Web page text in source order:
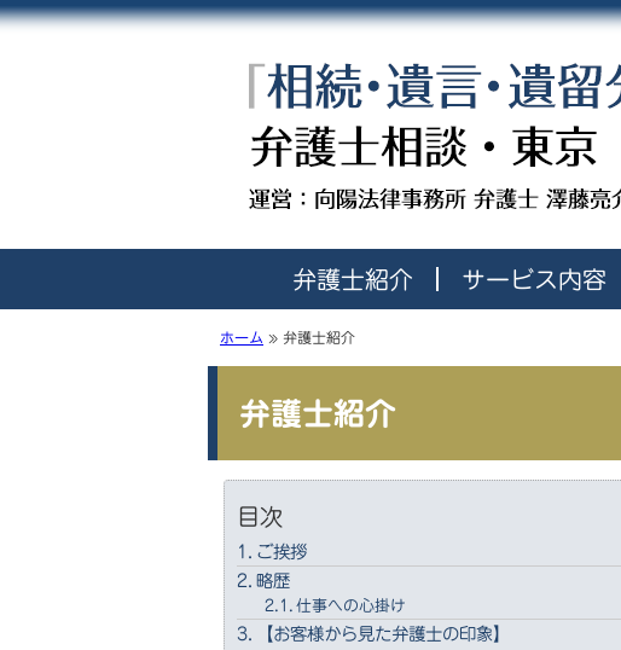
弁護士紹介 サービス内容
ホーム » 弁護士紹介
弁護士紹介
目次
ご挨拶
略歴
仕事への心掛け
【お客様から見た弁護士の印象】